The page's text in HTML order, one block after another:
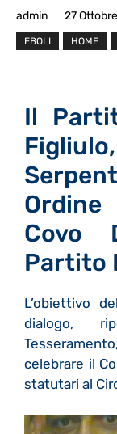
admin 27
EBOLI HOME
Il
Covo
Partito
L’obiettivo
dialogo,
celebrare il
statutari al